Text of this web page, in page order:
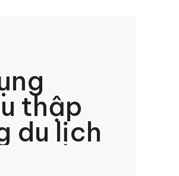
thập
du lịch